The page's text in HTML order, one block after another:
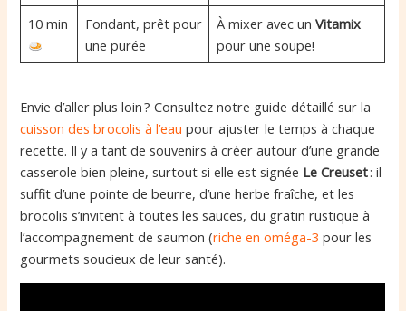
10 min
Fondant, prêt pour
une purée
À mixer avec un Vitamix
pour une soupe!
Envie d’aller plus loin ? Consultez notre guide détaillé sur la
cuisson des brocolis à l’eau pour ajuster le temps à chaque
recette. Il y a tant de souvenirs à créer autour d’une grande
casserole bien pleine, surtout si elle est signée Le Creuset: il
suffit d’une pointe de beurre, d’une herbe fraîche, et les
brocolis s’invitent à toutes les sauces, du gratin rustique à
l’accompagnement de saumon (riche en oméga-3 pour les
gourmets soucieux de leur santé).